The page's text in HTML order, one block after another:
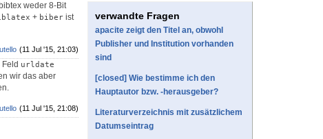
weder 8-Bit
+ biber ist
(11 Jul '15, 21:03)
urldate
wir das aber
(11 Jul '15, 21:08)
verwandte Fragen
apacite zeigt den Titel an, obwohl
Publisher und Institution vorhanden
sind
[closed] Wie bestimme ich den
Hauptautor bzw. -herausgeber?
Literaturverzeichnis mit zusätzlichem
Datumseintrag